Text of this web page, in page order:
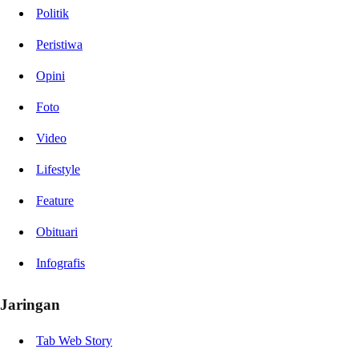
Politik
Peristiwa
Opini
Foto
Video
Lifestyle
Feature
Obituari
Infografis
Jaringan
Tab Web Story